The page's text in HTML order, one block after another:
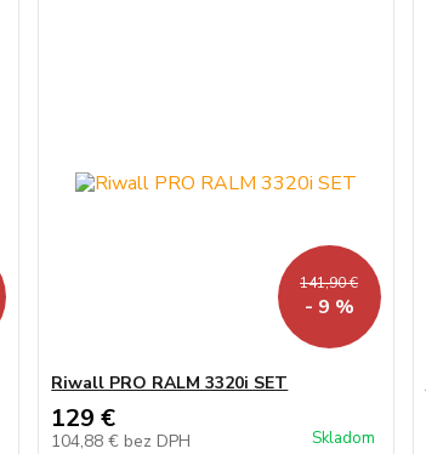
141,90 €
- 9 %
Riwall PRO RALM 3320i SET
129 €
104,88 € bez DPH Skladom